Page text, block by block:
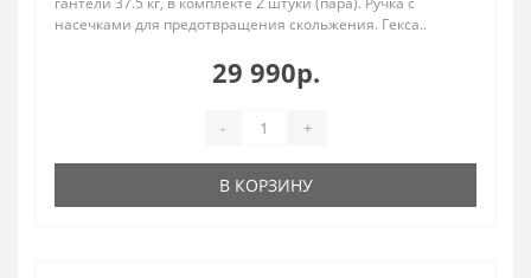
насечками для предотвращения скольжения. Гекса..
29 990р.
- +
В КОРЗИНУ